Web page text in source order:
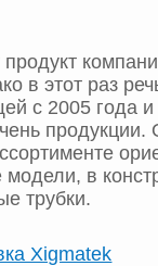
в этот раз
с 2005 года
продукции.
в
трубки.